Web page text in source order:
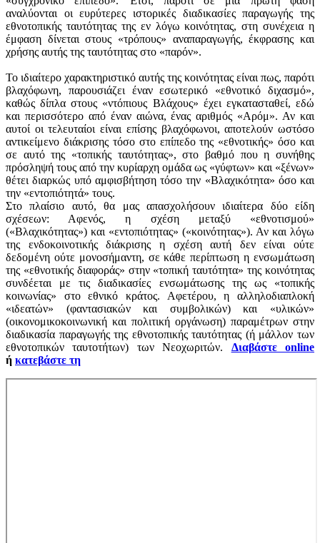
αναλύονται οι ευρύτερες ιστορικές διαδικασίες παραγωγής της
εθνοτοπικής ταυτότητας της εν λόγω κοινότητας, στη συνέχεια η
έμφαση δίνεται στους «τρόπους» αναπαραγωγής, έκφρασης και
χρήσης αυτής της ταυτότητας στο «παρόν».
Το ιδιαίτερο χαρακτηριστικό αυτής της κοινότητας είναι πως, παρότι
βλαχόφωνη, παρουσιάζει έναν εσωτερικό «εθνοτικό διχασμό»,
καθώς δίπλα στους «ντόπιους Βλάχους» έχει εγκατασταθεί, εδώ
και περισσότερο από έναν αιώνα, ένας αριθμός «Αρόμ». Αν και
αυτοί οι τελευταίοι είναι επίσης βλαχόφωνοι, αποτελούν ωστόσο
αντικείμενο διάκρισης τόσο στο επίπεδο της «εθνοτικής» όσο και
σε αυτό της «τοπικής ταυτότητας», στο βαθμό που η συνήθης
πρόσληψή τους από την κυρίαρχη ομάδα ως «γύφτων» και «ξένων»
θέτει διαρκώς υπό αμφισβήτηση τόσο την «Βλαχικότητα» όσο και
την «εντοπιότητά» τους.
Στο πλαίσιο αυτό, θα μας απασχολήσουν ιδιαίτερα δύο είδη
σχέσεων: Αφενός, η σχέση μεταξύ «εθνοτισμού»
(«Βλαχικότητας») και «εντοπιότητας» («κοινότητας»). Αν και λόγω
της ενδοκοινοτικής διάκρισης η σχέση αυτή δεν είναι ούτε
δεδομένη ούτε μονοσήμαντη, σε κάθε περίπτωση η ενσωμάτωση
της «εθνοτικής διαφοράς» στην «τοπική ταυτότητα» της κοινότητας
συνδέεται με τις διαδικασίες ενσωμάτωσης της ως «τοπικής
κοινωνίας» στο εθνικό κράτος. Αφετέρου, η αλληλοδιαπλοκή
«ιδεατών» (φαντασιακών και συμβολικών) και «υλικών»
(οικονομικοκοινωνική και πολιτική οργάνωση) παραμέτρων στην
διαδικασία παραγωγής της εθνοτοπικής ταυτότητας (ή μάλλον των
εθνοτοπικών ταυτοτήτων) των Νεοχωριτών. Διαβάστε online
ή κατεβάστε τη